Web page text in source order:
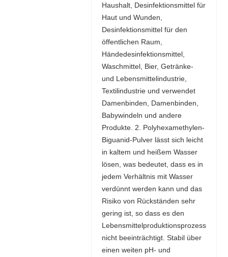
Haushalt, Desinfektionsmittel für
Haut und Wunden,
Desinfektionsmittel für den
öffentlichen Raum,
Händedesinfektionsmittel,
Waschmittel, Bier, Getränke-
und Lebensmittelindustrie,
Textilindustrie und verwendet
Damenbinden, Damenbinden,
Babywindeln und andere
Produkte. 2. Polyhexamethylen-
Biguanid-Pulver lässt sich leicht
in kaltem und heißem Wasser
lösen, was bedeutet, dass es in
jedem Verhältnis mit Wasser
verdünnt werden kann und das
Risiko von Rückständen sehr
gering ist, so dass es den
Lebensmittelproduktionsprozess
nicht beeinträchtigt. Stabil über
einen weiten pH- und